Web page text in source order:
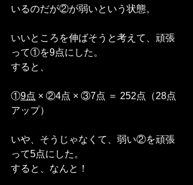
いるのだが②が弱いという状態。
いいところを伸ばそうと考えて、頑張
って①を9点にした。
すると、
①9点 × ②4点 × ③7点 ＝ 252点（28点
アップ）
いや、そうじゃなくて、弱い②を頑張
って5点にした。
すると、なんと！